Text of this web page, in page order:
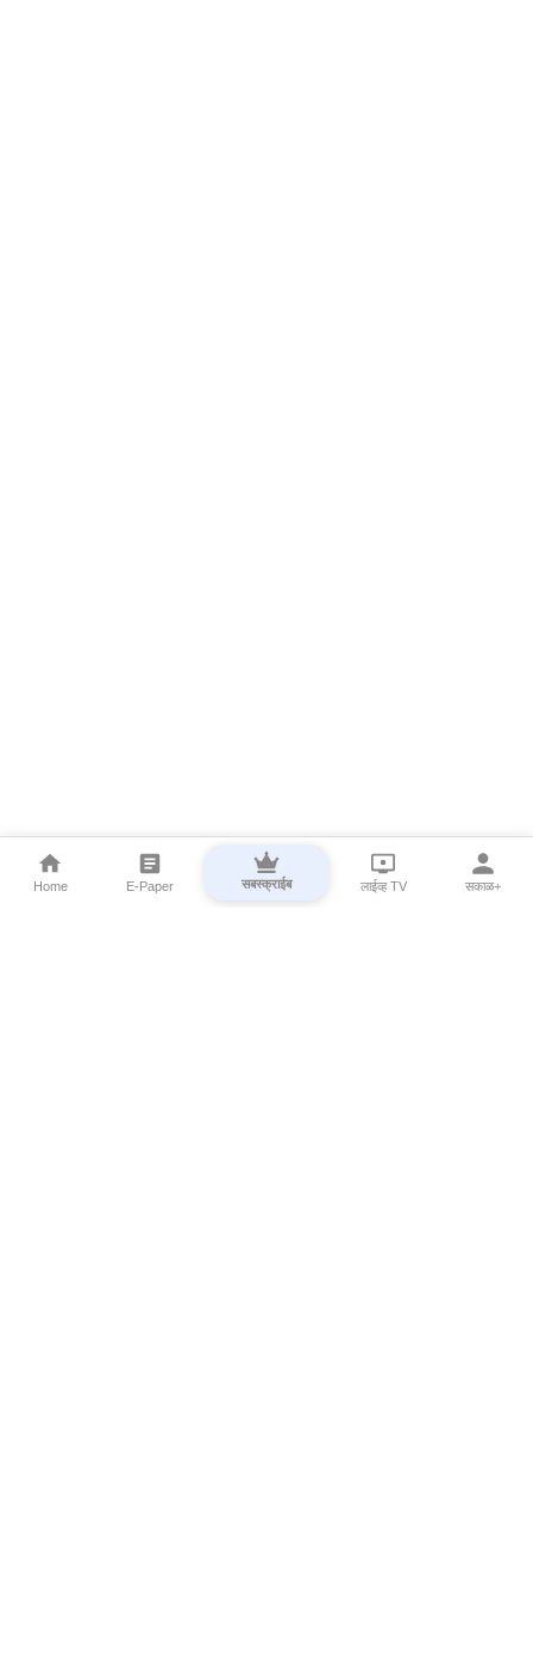
Home E-Paper सबस्क्राईब लाईव्ह TV सकाळ+